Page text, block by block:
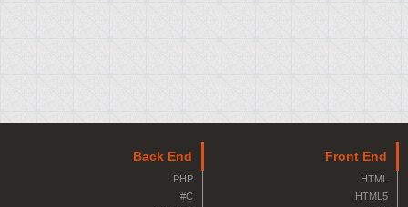
Front End
HTML
HTML5
Back End
PHP
C#